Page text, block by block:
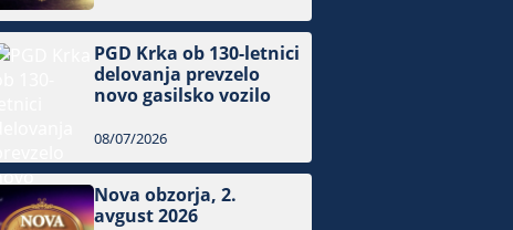
PGD Krka ob 130-letnici
delovanja prevzelo
novo gasilsko vozilo
08/07/2026
Nova obzorja, 2.
avgust 2026